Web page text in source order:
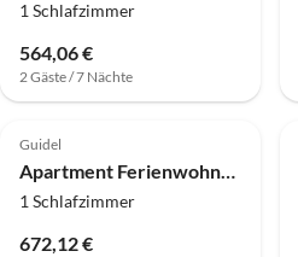
1 Schlafzimmer
564,06 €
2 Gäste / 7 Nächte
Guidel
Apartment Ferienwohnung mit Terrasse in Meeresnähe
1 Schlafzimmer
672,12 €